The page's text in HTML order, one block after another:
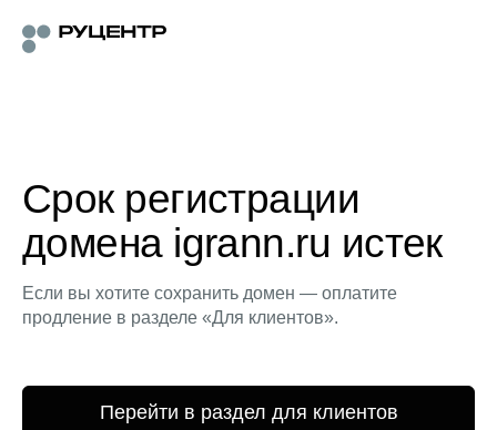
Срок регистрации
домена igrann.ru истек
Если вы хотите сохранить домен — оплатите
продление в разделе «Для клиентов».
Перейти в раздел для клиентов